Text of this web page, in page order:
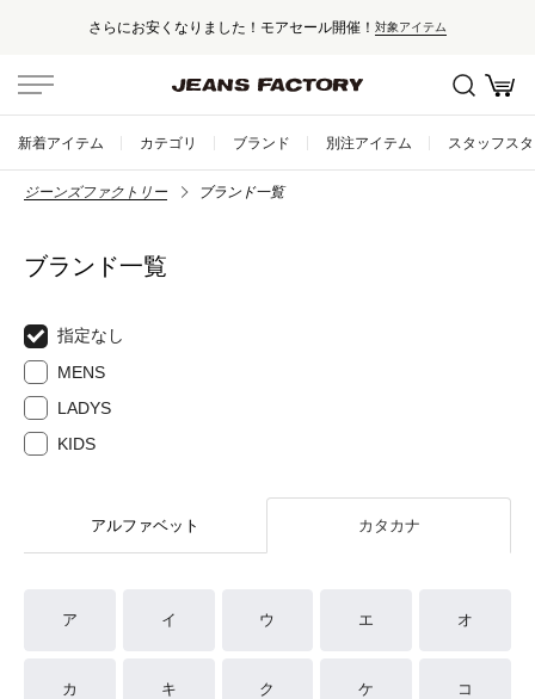
セール開催！ 対象アイテム セール対象外アイテム
新着アイテム カテゴリ ブランド 別注アイテム スタッフス
ジーンズファクトリー ブランド一覧
ブランド一覧
指定なし
MENS
LADYS
KIDS
アルファベット カタカナ
ア イ ウ エ オ
カ キ ク ケ コ